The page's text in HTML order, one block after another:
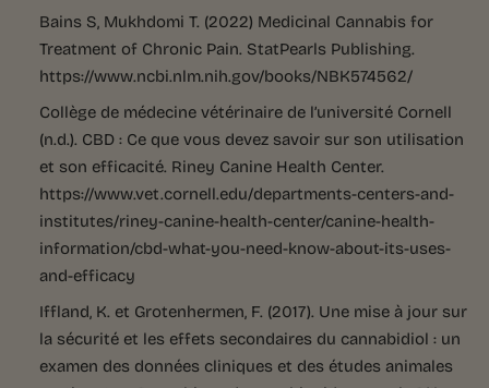
Bains S, Mukhdomi T. (2022) Medicinal Cannabis for
Treatment of Chronic Pain. StatPearls Publishing.
https://www.ncbi.nlm.nih.gov/books/NBK574562/
Collège de médecine vétérinaire de l’université Cornell
(n.d.). CBD : Ce que vous devez savoir sur son utilisation
et son efficacité. Riney Canine Health Center.
https://www.vet.cornell.edu/departments-centers-and-
institutes/riney-canine-health-center/canine-health-
information/cbd-what-you-need-know-about-its-uses-
and-efficacy
Iffland, K. et Grotenhermen, F. (2017). Une mise à jour sur
la sécurité et les effets secondaires du cannabidiol : un
examen des données cliniques et des études animales